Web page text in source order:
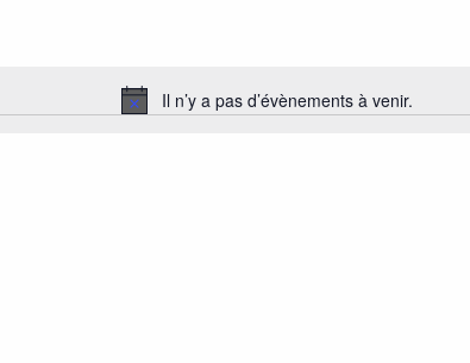
Notice
Il n’y a pas d’évènements à venir.